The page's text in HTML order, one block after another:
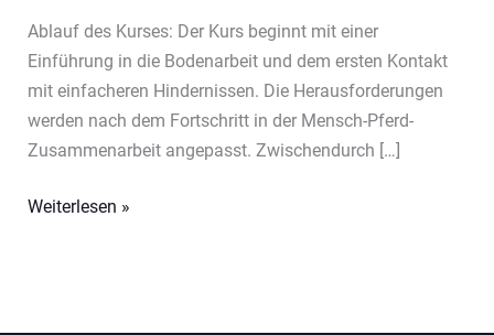
Ablauf des Kurses: Der Kurs beginnt mit einer
Einführung in die Bodenarbeit und dem ersten Kontakt
mit einfacheren Hindernissen. Die Herausforderungen
werden nach dem Fortschritt in der Mensch-Pferd-
Zusammenarbeit angepasst. Zwischendurch […]
1-
Weiterlesen »